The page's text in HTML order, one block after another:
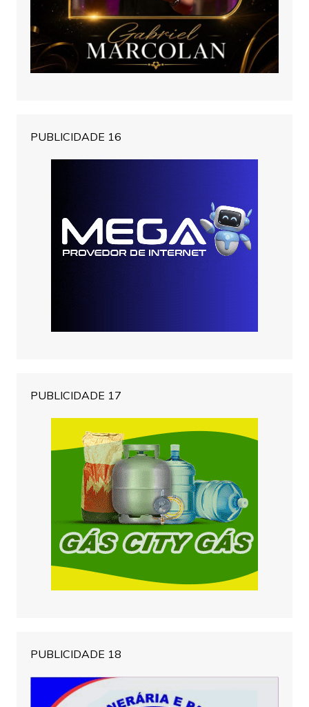
PUBLICIDADE 16
PUBLICIDADE 17
PUBLICIDADE 18